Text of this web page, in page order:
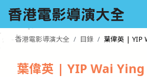
香港電影導演大全 目錄 葉偉英 | YIP
葉偉英 | YIP Wai Ying